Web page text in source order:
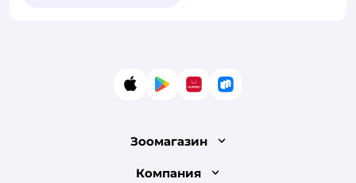
App StoreGoogle Play
AppGallery
RuStore
Зоомагазин
Лицензия
Компания